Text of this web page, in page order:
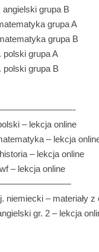
angielski grupa B
grupa A
grupa B
polski grupa A
polski grupa B
– —————————-
– lekcja online
– lekcja
– lekcja online
– lekcja online
– ————————
niemiecki – materiały
gr. 2 – lekcja